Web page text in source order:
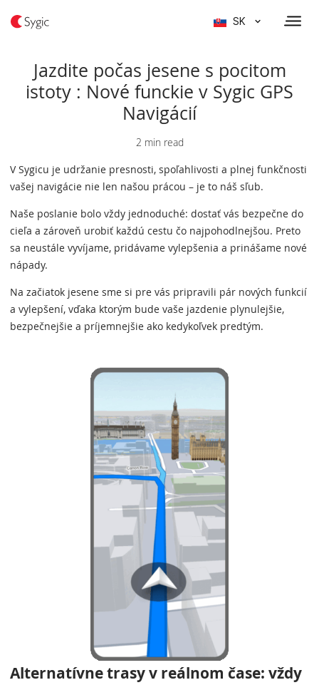
SK
Jazdite počas jesene s pocitom
istoty : Nové funckie v Sygic GPS
Navigácií
2 min read
V Sygicu je udržanie presnosti, spoľahlivosti a plnej funkčnosti
vašej navigácie nie len našou prácou – je to náš sľub.
Naše poslanie bolo vždy jednoduché: dostať vás bezpečne do
cieľa a zároveň urobiť každú cestu čo najpohodlnejšou. Preto
sa neustále vyvíjame, pridávame vylepšenia a prinášame nové
nápady.
Na začiatok jesene sme si pre vás pripravili pár nových funkcií
a vylepšení, vďaka ktorým bude vaše jazdenie plynulejšie,
bezpečnejšie a príjemnejšie ako kedykoľvek predtým.
Alternatívne trasy v reálnom čase: vždy